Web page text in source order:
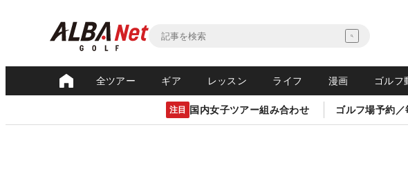
全ツアー ギア レッスン ライフ 漫画 ゴルフ
注目 国内女子ツアー組み合わせ ゴルフ場予約